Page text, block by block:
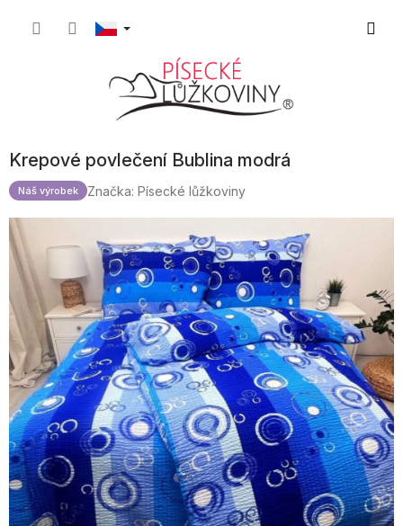
Krepové povlečení Bublina modrá
Náš výrobek Značka: Písecké lůžkoviny